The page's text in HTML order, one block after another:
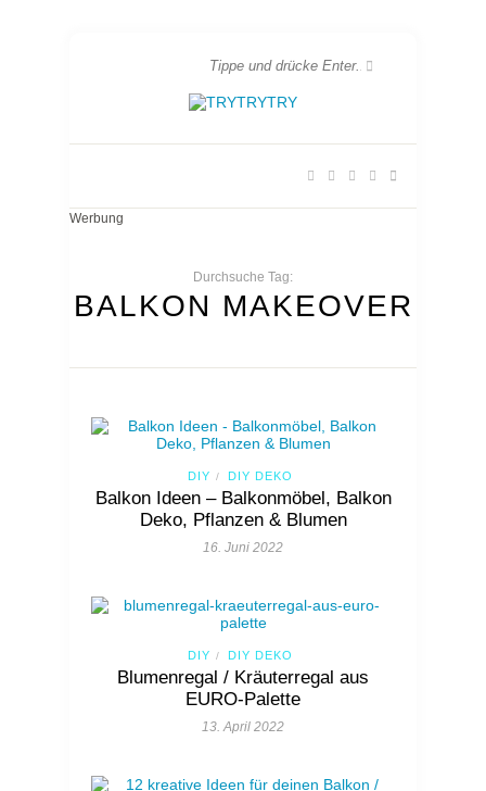
Werbung
Durchsuche Tag:
BALKON MAKEOVER
DIY / DIY DEKO
Balkon Ideen – Balkonmöbel, Balkon
Deko, Pflanzen & Blumen
16. Juni 2022
DIY / DIY DEKO
Blumenregal / Kräuterregal aus
EURO-Palette
13. April 2022